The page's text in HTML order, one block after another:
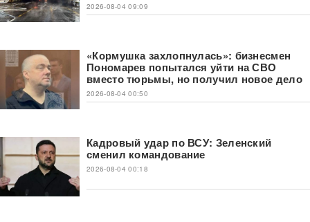
2026-08-04 09:09
«Кормушка захлопнулась»: бизнесмен
Пономарев попытался уйти на СВО
вместо тюрьмы, но получил новое дело
2026-08-04 00:50
Кадровый удар по ВСУ: Зеленский
сменил командование
2026-08-04 00:18